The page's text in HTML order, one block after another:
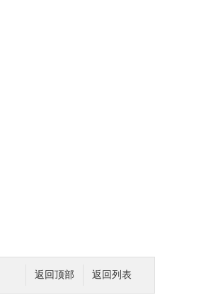
返回列表
返回顶部